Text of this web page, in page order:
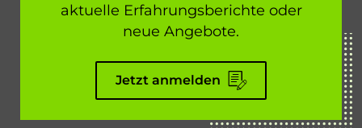
aktuelle Erfahrungsberichte oder
neue Angebote.
Jetzt anmelden